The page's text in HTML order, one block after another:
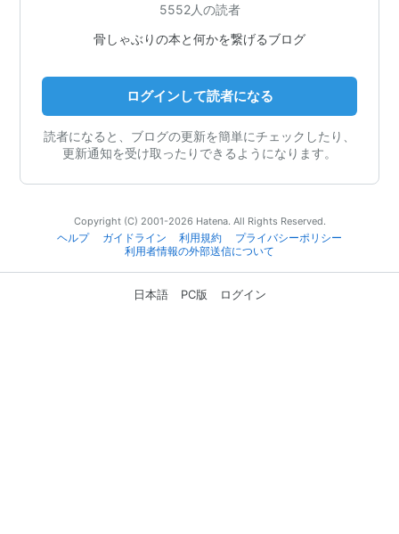
5552人の読者
骨しゃぶりの本と何かを繋げるブログ
ログインして読者になる
読者になると、ブログの更新を簡単にチェックしたり、
更新通知を受け取ったりできるようになります。
Copyright (C) 2001-2026 Hatena. All Rights Reserved.
ヘルプ
ガイドライン 利用規約
プライバシーポリシー
利用者情報の外部送信について
日本語 PC版 ログイン